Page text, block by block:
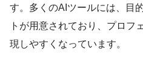
す。多くのAIツールには、目
トが用意されており、プロフ
現しやすくなっています。